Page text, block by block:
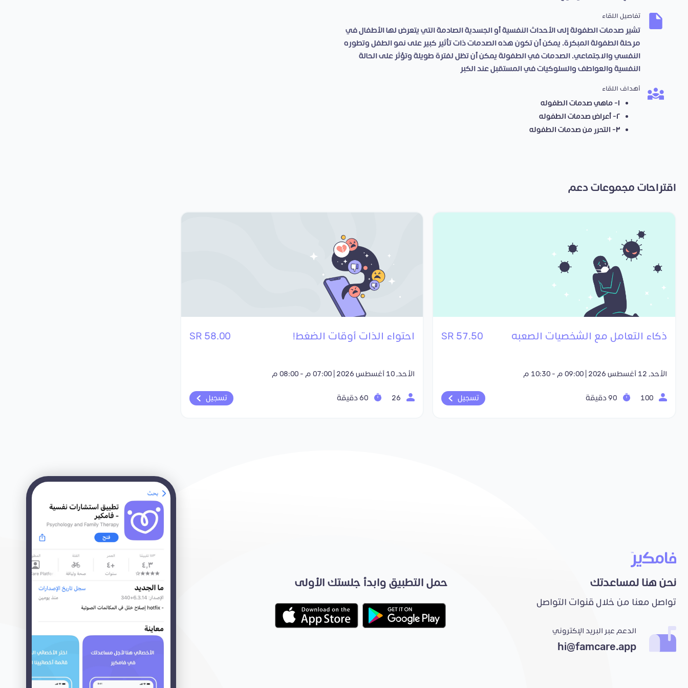
تفاصيل اللقاء
تشير صدمات الطفولة إلى الأحداث النفسية أو الجسدية الصادمة التي يتعرض لها الأطفال في
مرحلة الطفولة المبكرة. يمكن أن تكون هذه الصدمات ذات تأثير كبير على نمو الطفل وتطوره
النفسي والاجتماعي. الصدمات في الطفولة يمكن أن تظل لفترة طويلة وتؤثر على الحالة
النفسية والعواطف والسلوكيات في المستقبل عند الكبر
أهداف اللقاء
١- ماهي صدمات الطفوله
٢- أعراض صدمات الطفوله
٣- التحرر من صدمات الطفوله
اقتراحات مجموعات دعم
ذكاء التعامل مع الشخصيات الصعبه 57.50 SR
الأحد, 12 أغسطس 2026 | 09:00 م - 10:30 م
تسجيل
احتواء الذات أوقات الضغط! 58.00 SR
الأحد, 10 أغسطس 2026 | 07:00 م - 08:00 م
تسجيل
نحن هنا لمساعدتك
تواصل معنا من خلال قنوات التواصل
الدعم عبر البريد الإكتروني
hi@famcare.app
حمل التطبيق وابدأ جلستك الأولى